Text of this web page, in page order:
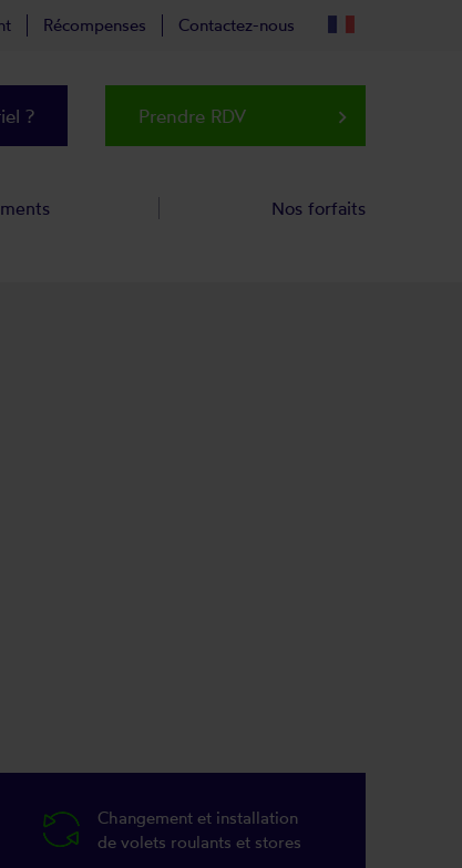
Changement et installation
de volets roulants et stores
Récompenses Contactez-nous
? Prendre RDV keyboard_arrow_right
Nos forfaits